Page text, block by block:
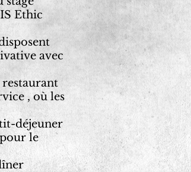
Ethic
avec
restaurant
, où les
déjeuner
pour le